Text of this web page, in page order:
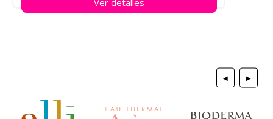
Ver detalles
◀ ▶